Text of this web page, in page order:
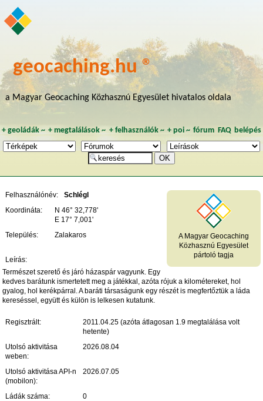
geocaching.hu ®
a Magyar Geocaching Közhasznú Egyesület hivatalos oldala
+ geoládák~ +megtalálások ~ + felhasználók~ + poi~ fórum FAQ belépés
A Magyar Geocaching
Közhasznú Egyesület
pártoló tagja
Felhasználónév:
Schlégl
Koordináta:
N 46° 32,778'
E 17° 7,001'
Település:
Zalakaros
Leírás:
Természet szerető és járó házaspár vagyunk. Egy
kedves barátunk ismertetett meg a játékkal, azóta rójuk a kilométereket, hol
gyalog, hol kerékpárral. A baráti társaságunk egy részét is megfertőztük a láda
kereséssel, együtt és külön is lelkesen kutatunk.
Regisztrált:
2011.04.25 (azóta átlagosan 1.9 megtalálása volt
hetente)
Utolsó aktivitása
weben:
2026.08.04
Utolsó aktivitása API-n
(mobilon):
2026.07.05
Ládák száma:
0